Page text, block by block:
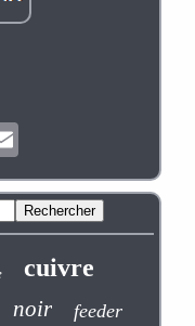
cuivre
noir feeder